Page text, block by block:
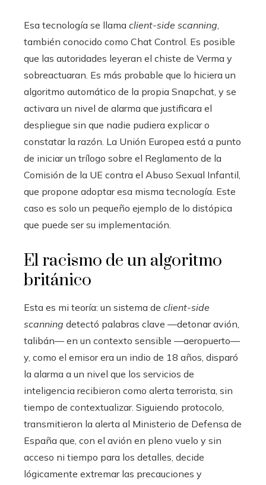
Esa tecnología se llama client-side scanning,
también conocido como Chat Control. Es posible
que las autoridades leyeran el chiste de Verma y
sobreactuaran. Es más probable que lo hiciera un
algoritmo automático de la propia Snapchat, y se
activara un nivel de alarma que justificara el
despliegue sin que nadie pudiera explicar o
constatar la razón. La Unión Europea está a punto
de iniciar un trílogo sobre el Reglamento de la
Comisión de la UE contra el Abuso Sexual Infantil,
que propone adoptar esa misma tecnología. Este
caso es solo un pequeño ejemplo de lo distópica
que puede ser su implementación.
El racismo de un algoritmo
británico
Esta es mi teoría: un sistema de client-side
scanning detectó palabras clave —detonar avión,
talibán— en un contexto sensible —aeropuerto—
y, como el emisor era un indio de 18 años, disparó
la alarma a un nivel que los servicios de
inteligencia recibieron como alerta terrorista, sin
tiempo de contextualizar. Siguiendo protocolo,
transmitieron la alerta al Ministerio de Defensa de
España que, con el avión en pleno vuelo y sin
acceso ni tiempo para los detalles, decide
lógicamente extremar las precauciones y